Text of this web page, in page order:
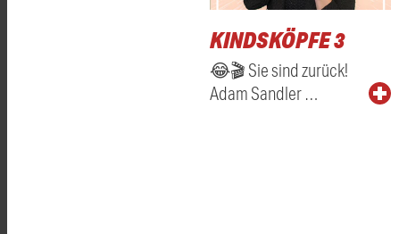
KINDSKÖPFE 3
😂🎬 Sie sind zurück!
Adam Sandler …